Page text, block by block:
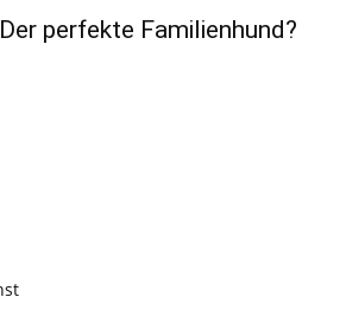
perfekte Familienhund?